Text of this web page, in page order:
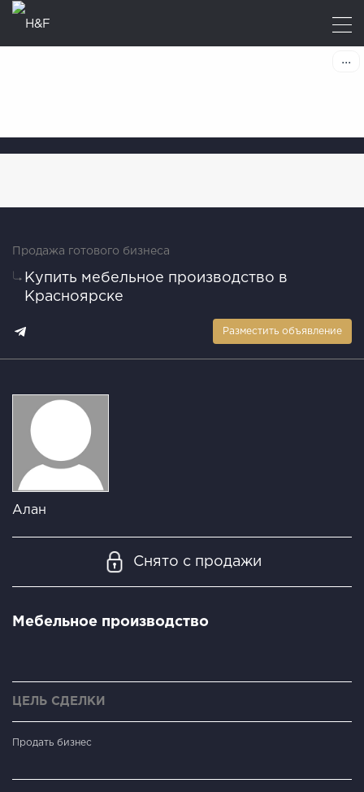
Продажа готового бизнеса
Купить мебельное производство в
Красноярске
Разместить объявление
Алан
Снято с продажи
Мебельное производство
ЦЕЛЬ СДЕЛКИ
Продать бизнес